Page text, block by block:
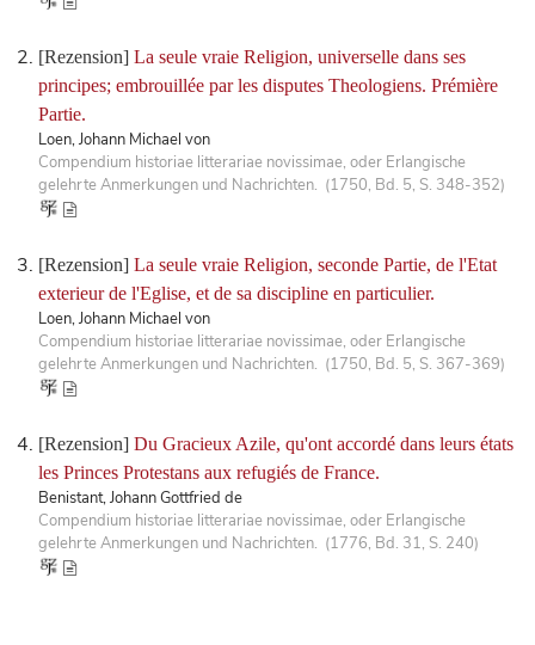
[Rezension] La seule vraie Religion, universelle dans ses
principes; embrouillée par les disputes Theologiens. Prémière
Partie.
Loen, Johann Michael von
Compendium historiae litterariae novissimae, oder Erlangische
gelehrte Anmerkungen und Nachrichten. (1750, Bd. 5, S. 348-352)
[Rezension] La seule vraie Religion, seconde Partie, de l'Etat
exterieur de l'Eglise, et de sa discipline en particulier.
Loen, Johann Michael von
Compendium historiae litterariae novissimae, oder Erlangische
gelehrte Anmerkungen und Nachrichten. (1750, Bd. 5, S. 367-369)
[Rezension] Du Gracieux Azile, qu'ont accordé dans leurs états
les Princes Protestans aux refugiés de France.
Benistant, Johann Gottfried de
Compendium historiae litterariae novissimae, oder Erlangische
gelehrte Anmerkungen und Nachrichten. (1776, Bd. 31, S. 240)